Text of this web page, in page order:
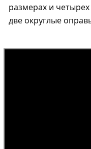
размерах и
две округлые